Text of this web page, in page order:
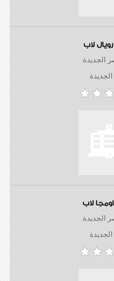
لاب
الجديدة
لاب
الجديدة